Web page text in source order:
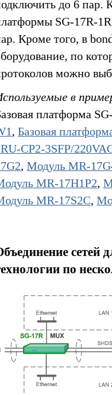
до 6 пар.
SG-17R-
Кроме того, в
по
можно
в
платформа
, Базовая
CP2-3SFP/
, Модуль MR-
MR-17H1P2,
MR-17S2C,
сетей
по